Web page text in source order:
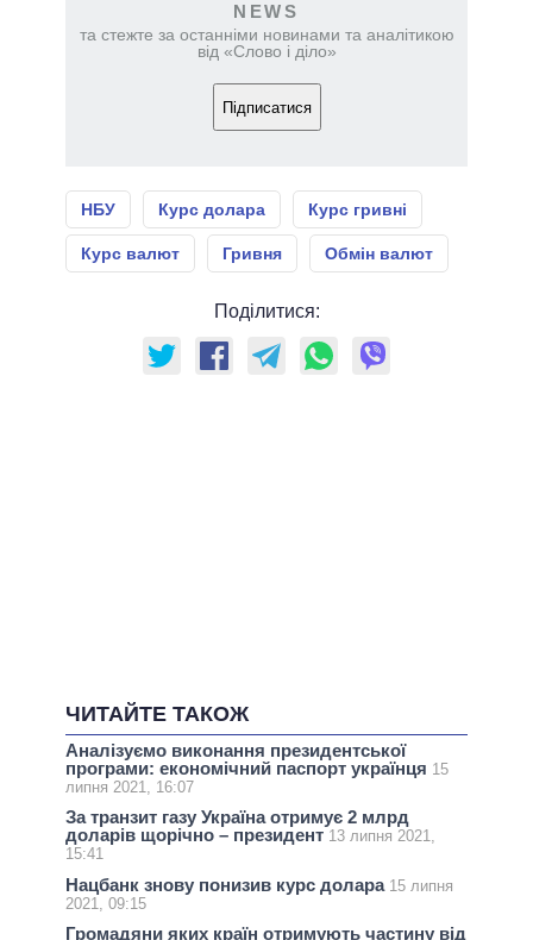
NEWS
та стежте за останніми новинами та аналітикою
від «Слово і діло»
Підписатися
НБУ Курс долара Курс гривні
Курс валют Гривня Обмін валют
Поділитися:
ЧИТАЙТЕ ТАКОЖ
Аналізуємо виконання президентської
програми: економічний паспорт українця 15
липня 2021, 16:07
За транзит газу Україна отримує 2 млрд
доларів щорічно – президент 13 липня 2021,
15:41
Нацбанк знову понизив курс долара 15 липня
2021, 09:15
Громадяни яких країн отримують частину від